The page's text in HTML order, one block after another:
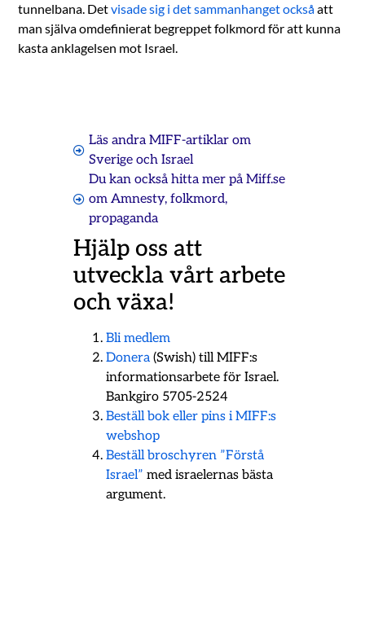
tunnelbana. Detvisade sig i det sammanhanget ocksåatt
man själva omdefinierat begreppet folkmord för att kunna
kasta anklagelsen mot Israel.
Läs andra MIFF-artiklar om
Sverige och Israel
Du kan också hitta mer på Miff.se
om Amnesty, folkmord,
propaganda
Hjälp oss att
utveckla vårt arbete
och växa!
Bli medlem
Donera(Swish) till MIFF:s
informationsarbete för Israel.
Bankgiro 5705-2524
Beställ bok eller pins i MIFF:s
webshop
Beställ broschyren ”Förstå
Israel” med israelernas bästa
argument.